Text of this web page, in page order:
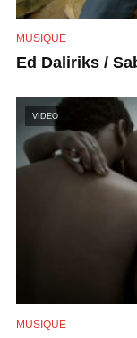
MUSIQUE
Ed Daliriks /
VIDEO
MUSIQUE